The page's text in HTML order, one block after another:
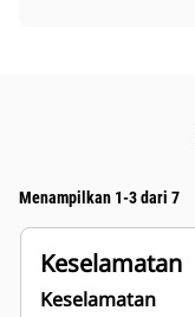
Menampilkan 1-3 dari 7
Keselamatan
Keselamatan